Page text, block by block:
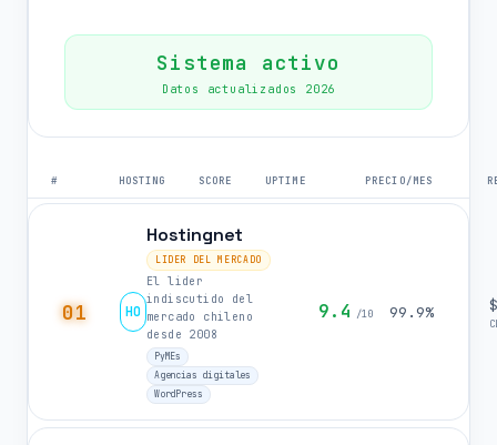
Sistema activo
Datos actualizados 2026
# HOSTING SCORE UPTIME PRECIO/MES
01 HO
Hostingnet
LIDER DEL MERCADO
El lider
indiscutido del
mercado chileno
desde 2008
PyMEs
Agencias digitales
WordPress
9.4 /10 99.9%